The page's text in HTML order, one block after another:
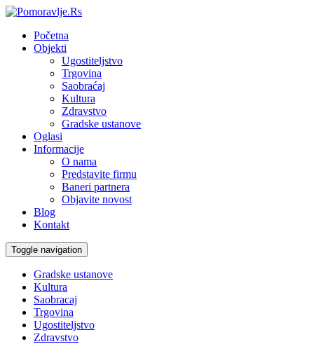
Početna
Objekti
Ugostiteljstvo
Trgovina
Saobraćaj
Kultura
Zdravstvo
Gradske ustanove
Oglasi
Informacije
O nama
Predstavite firmu
Baneri partnera
Objavite novost
Blog
Kontakt
Toggle navigation
Gradske ustanove
Kultura
Saobracaj
Trgovina
Ugostiteljstvo
Zdravstvo